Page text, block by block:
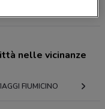
nelle vicinanze
FIUMICINO